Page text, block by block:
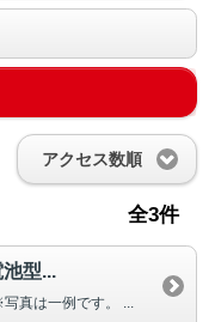
アクセス数順
全3件
型...
真は一例です。 ...